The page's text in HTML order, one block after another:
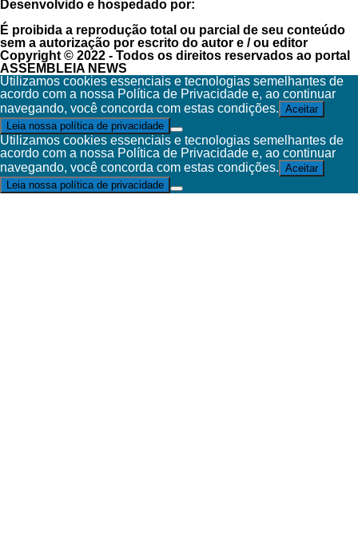
Leia Também: AgroBrasília 2025 aposta em
Foi observando esse potencial que o Festival do
atividades foi acrescentada a programação que
com a Famato os visitantes podem conhecer o
transformação da fruta em chocolate e
segue como líder de preferencia mundial.
Desenvolvido e hospedado por:
É proibida a reprodução total ou parcial de seu conteúdo
sem a autorização por escrito do autor e / ou editor
Copyright © 2022 - Todos os direitos reservados ao portal
ASSEMBLEIA NEWS
Utilizamos cookies essenciais e tecnologias semelhantes de
acordo com a nossa Política de Privacidade e, ao continuar
navegando, você concorda com estas condições. Aceitar
Leia nossa política de privacidade
Utilizamos cookies essenciais e tecnologias semelhantes de
acordo com a nossa Política de Privacidade e, ao continuar
navegando, você concorda com estas condições. Aceitar
Leia nossa política de privacidade